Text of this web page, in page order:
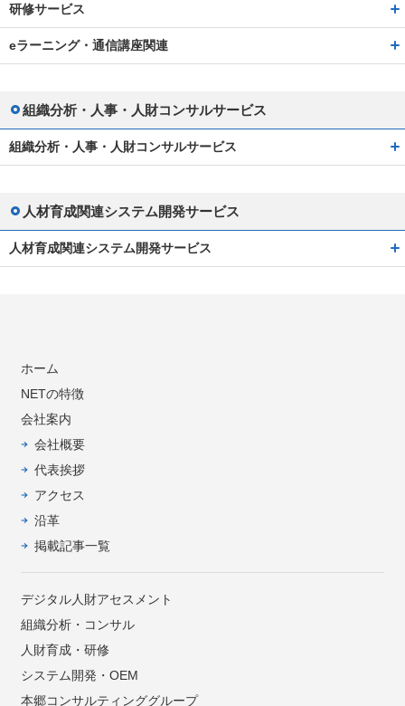
研修サービス
eラーニング・通信講座関連
組織分析・人事・人財コンサルサービス
組織分析・人事・人財コンサルサービス
人材育成関連システム開発サービス
人材育成関連システム開発サービス
ホーム
NETの特徴
会社案内
会社概要
代表挨拶
アクセス
沿革
掲載記事一覧
デジタル人財アセスメント
組織分析・コンサル
人財育成・研修
システム開発・OEM
本郷コンサルティンググループ